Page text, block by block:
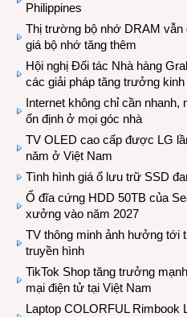
Philippines
Thị trường bộ nhớ DRAM vẫn
giá bộ nhớ tăng thêm
Hội nghị Đối tác Nhà hàng
các giải pháp tăng trưởng kinh
Internet không chỉ cần nhanh,
ổn định ở mọi góc nhà
TV OLED cao cấp được LG
năm ở Việt Nam
Tình hình giá ổ lưu trữ SSD
Ổ đĩa cứng HDD 50TB của
xưởng vào năm 2027
TV thông minh ảnh hưởng tới
truyền hình
TikTok Shop tăng trưởng
mại điện tử tại Việt Nam
Laptop COLORFUL Rimbook